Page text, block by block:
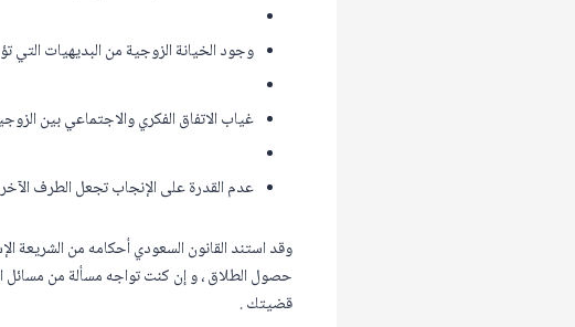
وجود الخيانة الزوجية من البديهيات التي
غياب الاتفاق الفكري والاجتماعي بين
عدم القدرة على الإنجاب تجعل الطرف الآخر
وقد استند القانون السعودي أحكامه من الشريعة
حصول الطلاق ، و إن كنت تواجه مسألة من
قضيتك .